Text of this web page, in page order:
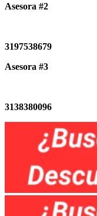
Asesora #2
3197538679
Asesora #3
3138380096